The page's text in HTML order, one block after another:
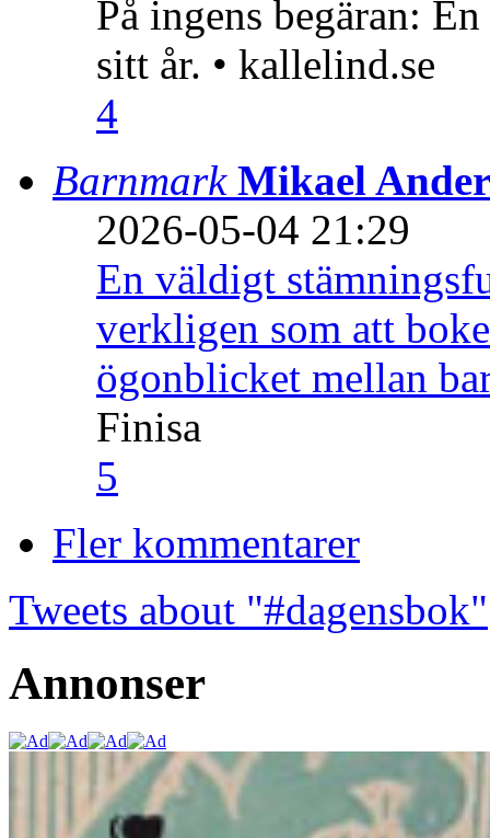
På ingens begäran:
sitt år. • kallelind.se
4
Barnmark Mikael
2026-05-04 21:29
En väldigt
verkligen som att
ögonblicket mellan
Finisa
5
Fler kommentarer
Tweets about "#dagensbok"
Annonser